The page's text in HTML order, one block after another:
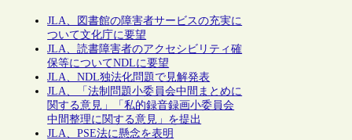
JLA、図書館の障害者サービスの充実に
ついて文化庁に要望
JLA、読書障害者のアクセシビリティ確
保等についてNDLに要望
JLA、NDL独法化問題で見解発表
JLA、「法制問題小委員会中間まとめに
関する意見」「私的録音録画小委員会
中間整理に関する意見」を提出
JLA、PSE法に懸念を表明